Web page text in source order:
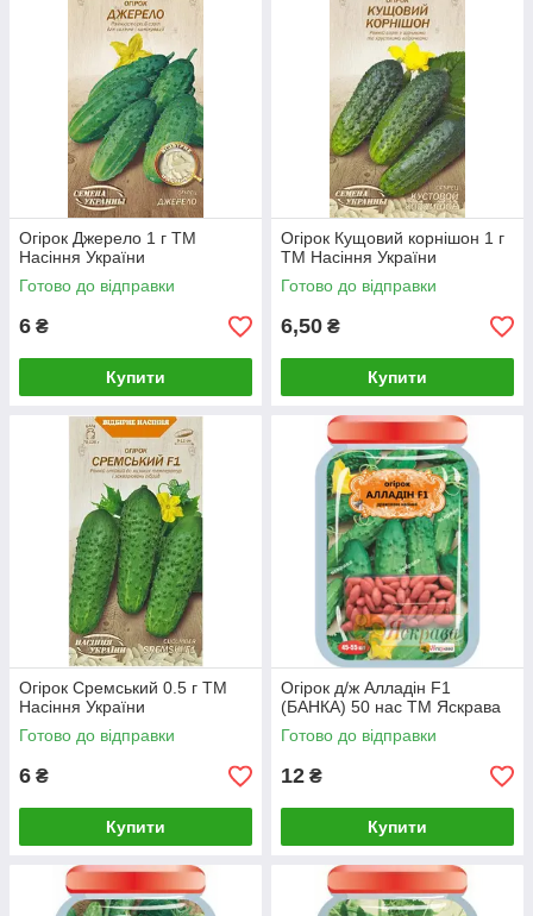
Огірок Джерело 1 г ТМ
Насіння України
Готово до відправки
6 ₴
Купити
Огірок Кущовий корнішон 1 г
ТМ Насіння України
Готово до відправки
6,50 ₴
Купити
Огірок Сремський 0.5 г ТМ
Насіння України
Готово до відправки
6 ₴
Купити
Огірок д/ж Алладін F1
(БАНКА) 50 нас ТМ Яскрава
Готово до відправки
12 ₴
Купити